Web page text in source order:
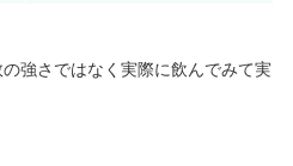
強さではなく実際に飲んでみて実